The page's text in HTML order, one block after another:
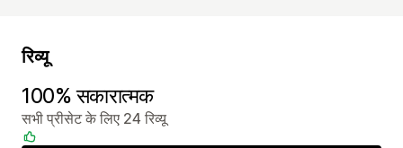
रिव्यू
100% सकारात्मक
सभी प्रीसेट के लिए 24 रिव्यू